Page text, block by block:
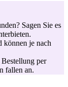
Sagen Sie es
können je nach
per
fallen an.